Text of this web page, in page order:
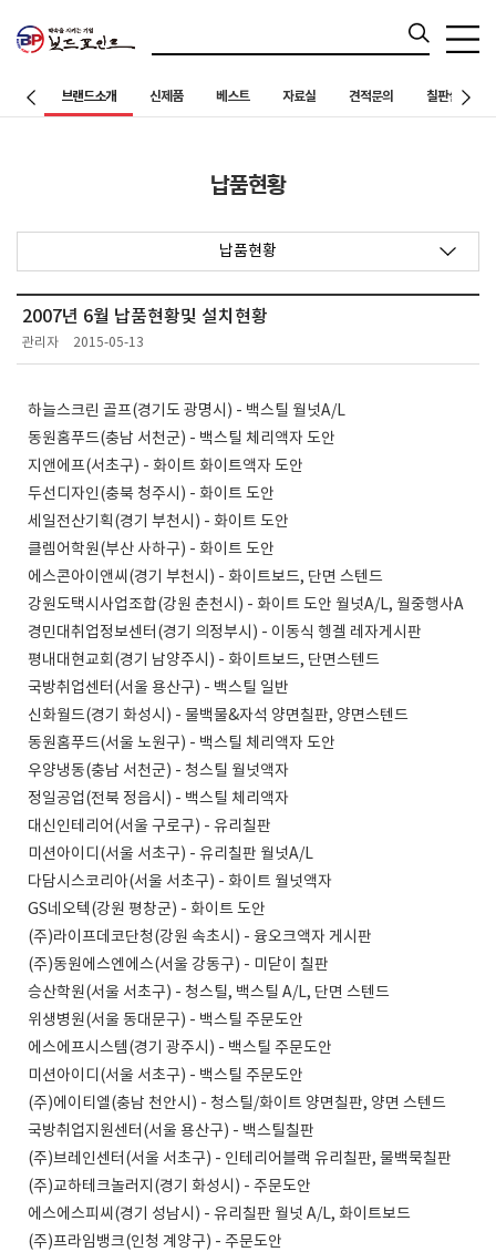
브랜드소개 신제품 베스트 자료실 견적문의 칠판설치 사례
납품현황
납품현황
2007년 6월 납품현황및 설치현황
관리자 2015-05-13
하늘스크린 골프(경기도 광명시) - 백스틸 월넛A/L
동원홈푸드(충남 서천군) - 백스틸 체리액자 도안
지앤에프(서초구) - 화이트 화이트액자 도안
두선디자인(충북 청주시) - 화이트 도안
세일전산기획(경기 부천시) - 화이트 도안
클렘어학원(부산 사하구) - 화이트 도안
에스콘아이앤씨(경기 부천시) - 화이트보드, 단면 스텐드
강원도택시사업조합(강원 춘천시) - 화이트 도안 월넛A/L, 월중행사A
경민대취업정보센터(경기 의정부시) - 이동식 헹겔 레자게시판
평내대현교회(경기 남양주시) - 화이트보드, 단면스텐드
국방취업센터(서울 용산구) - 백스틸 일반
신화월드(경기 화성시) - 물백물&자석 양면칠판, 양면스텐드
동원홈푸드(서울 노원구) - 백스틸 체리액자 도안
우양냉동(충남 서천군) - 청스틸 월넛액자
정일공업(전북 정읍시) - 백스틸 체리액자
대신인테리어(서울 구로구) - 유리칠판
미션아이디(서울 서초구) - 유리칠판 월넛A/L
다담시스코리아(서울 서초구) - 화이트 월넛액자
GS네오텍(강원 평창군) - 화이트 도안
(주)라이프데코단청(강원 속초시) - 융오크액자 게시판
(주)동원에스엔에스(서울 강동구) - 미닫이 칠판
승산학원(서울 서초구) - 청스틸, 백스틸 A/L, 단면 스텐드
위생병원(서울 동대문구) - 백스틸 주문도안
에스에프시스템(경기 광주시) - 백스틸 주문도안
미션아이디(서울 서초구) - 백스틸 주문도안
(주)에이티엘(충남 천안시) - 청스틸/화이트 양면칠판, 양면 스텐드
국방취업지원센터(서울 용산구) - 백스틸칠판
(주)브레인센터(서울 서초구) - 인테리어블랙 유리칠판, 물백묵칠판
(주)교하테크놀러지(경기 화성시) - 주문도안
에스에스피씨(경기 성남시) - 유리칠판 월넛 A/L, 화이트보드
(주)프라임뱅크(인청 계양구) - 주문도안